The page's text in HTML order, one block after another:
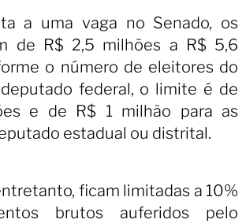
a uma vaga no Senado, os
de R$ 2,5 milhões a R$ 5,6
o número de eleitores do
federal, o limite é de
e de R$ 1 milhão para as
estadual ou distrital.
ficam limitadas a 10%
brutos auferidos pelo